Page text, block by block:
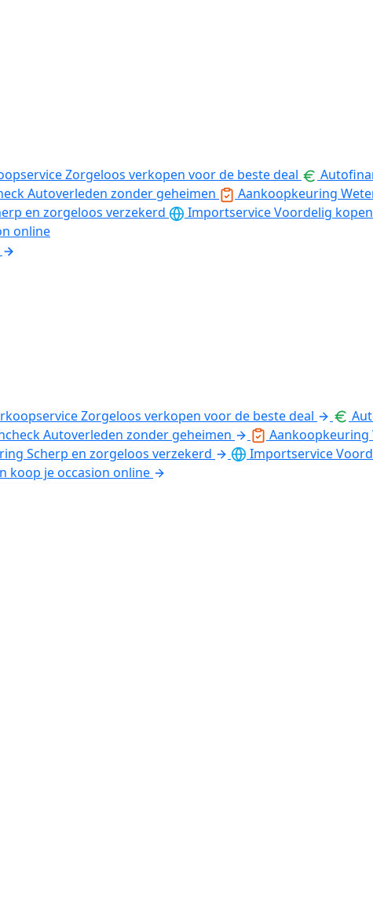
Zorgeloos verkopen voor de beste deal
Autoverleden zonder geheimen Aankoopkeuring
en zorgeloos verzekerd ImportserviceVoordelig
online
Zorgeloos verkopen voor de beste deal
Autoverleden zonder geheimen Aankoopkeuring
Scherp en zorgeloos verzekerd Importservice
koop je occasion online